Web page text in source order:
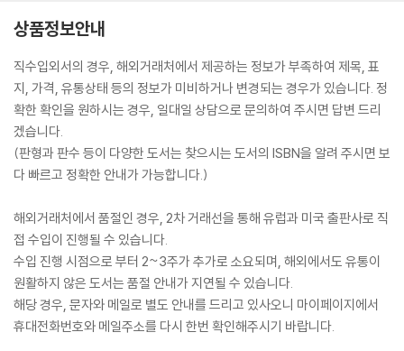
상품정보안내
직수입외서의 경우, 해외거래처에서 제공하는 정보가 부족하여 제목, 표
지, 가격, 유통상태 등의 정보가 미비하거나 변경되는 경우가 있습니다. 정
확한 확인을 원하시는 경우, 일대일 상담으로 문의하여 주시면 답변 드리
겠습니다.
(판형과 판수 등이 다양한 도서는 찾으시는 도서의 ISBN을 알려 주시면 보
다 빠르고 정확한 안내가 가능합니다.)
해외거래처에서 품절인 경우, 2차 거래선을 통해 유럽과 미국 출판사로 직
접 수입이 진행될 수 있습니다.
수입 진행 시점으로 부터 2~3주가 추가로 소요되며, 해외에서도 유통이
원활하지 않은 도서는 품절 안내가 지연될 수 있습니다.
해당 경우, 문자와 메일로 별도 안내를 드리고 있사오니 마이페이지에서
휴대전화번호와 메일주소를 다시 한번 확인해주시기 바랍니다.